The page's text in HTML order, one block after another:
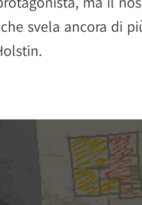
svela ancora di